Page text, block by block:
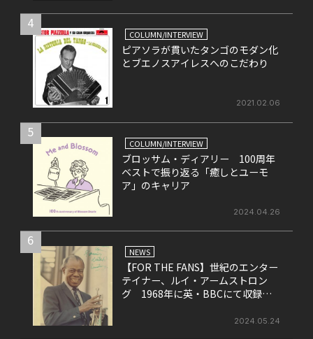
4
COLUMN/INTERVIEW
ピアソラが貫いたタンゴのモダン化
とブエノスアイレスへのこだわり
2021.02.06
5
COLUMN/INTERVIEW
ブロッサム・ディアリー 100周年
ベストで振り返る「癒しとユーモ
ア」のキャリア
2024.04.26
6
NEWS
【FOR THE FANS】世紀のエンター
テイナー、ルイ・アームストロン
グ 1968年に英・BBCにて収録さ
2024.05.24